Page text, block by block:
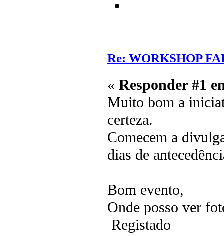
Re: WORKSHOP
« Responder #1
Muito bom a
certeza.
Comecem a
dias de
Bom evento,
Onde posso ver
Registado